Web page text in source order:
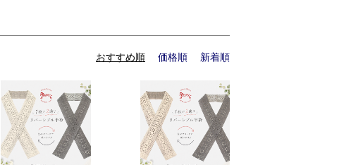
おすすめ順 価格順 新着順